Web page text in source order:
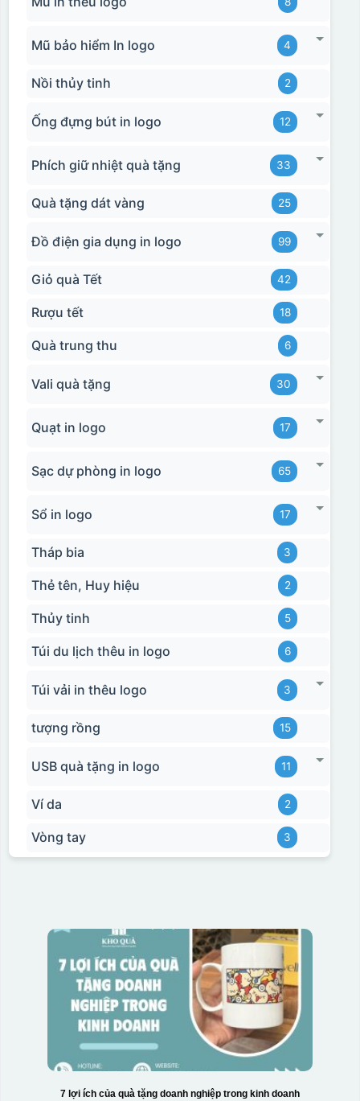
Mũ bảo hiểm In logo 4
Nồi thủy tinh 2
Ống đựng bút in logo 12
Phích giữ nhiệt quà tặng 33
Quà tặng dát vàng 25
Đồ điện gia dụng in logo 99
Giỏ quà Tết 42
Rượu tết 18
Quà trung thu 6
Vali quà tặng 30
Quạt in logo 17
Sạc dự phòng in logo 65
Sổ in logo 17
Tháp bia 3
Thẻ tên, Huy hiệu 2
Thủy tinh 5
Túi du lịch thêu in logo 6
Túi vải in thêu logo 3
tượng rồng 15
USB quà tặng in logo 11
Ví da 2
Vòng tay 3
7 lợi ích của quà tặng doanh nghiệp trong kinh doanh